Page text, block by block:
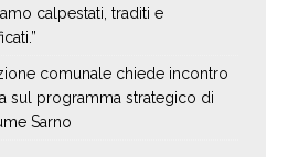
calpestati, traditi e
comunale chiede incontro
sul programma strategico di
Sarno